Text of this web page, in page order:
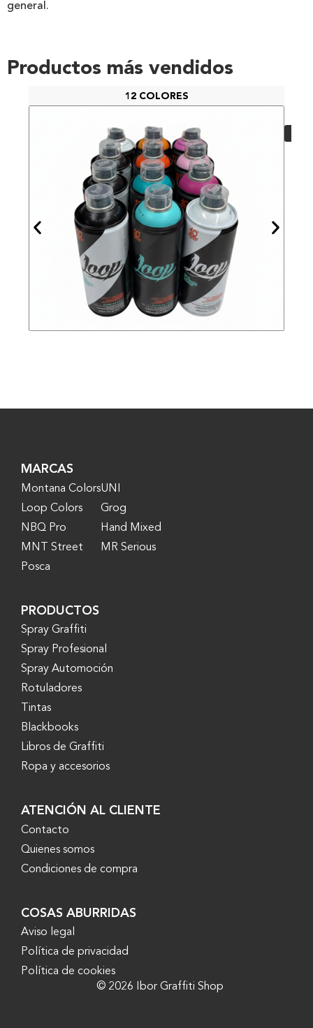
general.
Productos más vendidos
12 COLORES
MARCAS
Montana Colors
Loop Colors
NBQ Pro
MNT Street
Posca
UNI
Grog
Hand Mixed
MR Serious
PRODUCTOS
Spray Graffiti
Spray Profesional
Spray Automoción
Rotuladores
Tintas
Blackbooks
Libros de Graffiti
Ropa y accesorios
ATENCIÓN AL CLIENTE
Contacto
Quienes somos
Condiciones de compra
COSAS ABURRIDAS
Aviso legal
Política de privacidad
Política de cookies
© 2026 Ibor Graffiti Shop